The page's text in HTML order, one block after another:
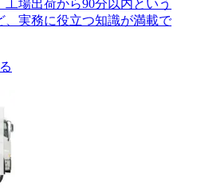
場出荷から90分以内という
、実務に役立つ知識が満載で